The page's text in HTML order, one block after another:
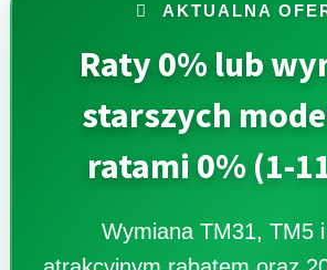
AKTUALNA
Raty 0% lub
starszych
ratami 0% (1-
Wymiana TM31, TM5